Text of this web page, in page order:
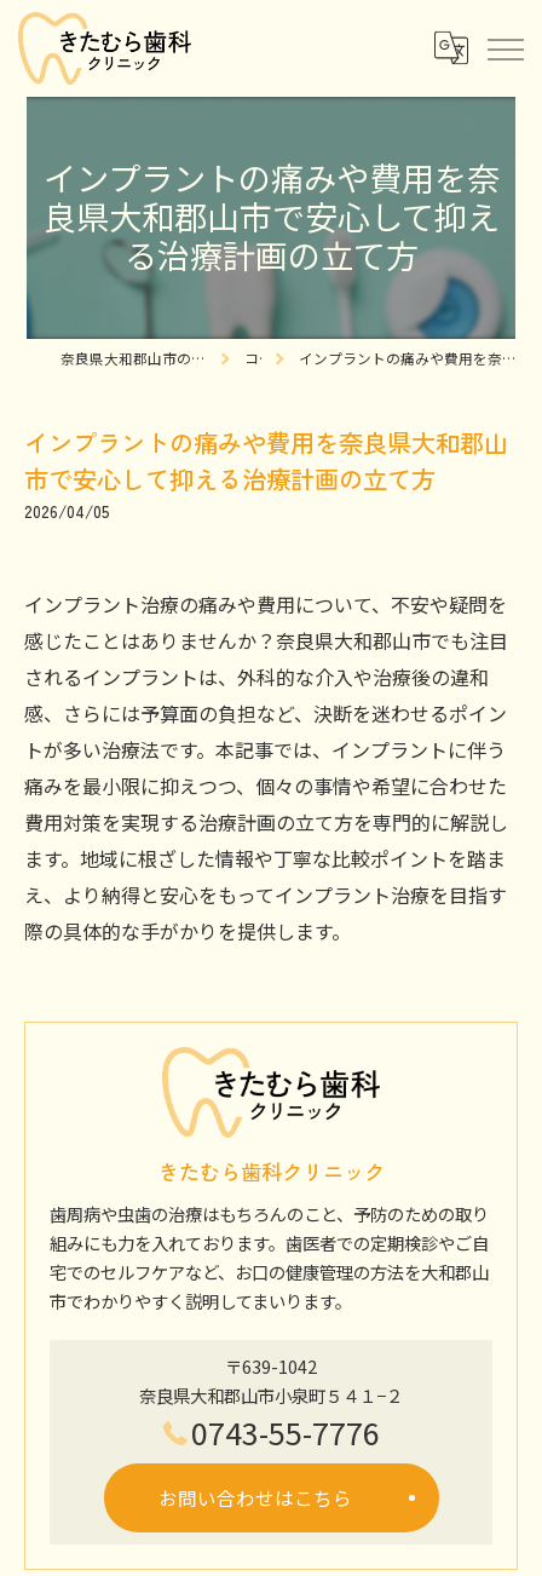
インプラントの痛みや費用を奈
良県大和郡山市で安心して抑え
る治療計画の立て方
奈良県大和郡山市の歯医者ならきたむら歯科クリニック コラム インプラントの痛みや費用を奈良県大和郡山市で安心して抑える治療計画の立て方
インプラントの痛みや費用を奈良県大和郡山
市で安心して抑える治療計画の立て方
2026/04/05
インプラント治療の痛みや費用について、不安や疑問を
感じたことはありませんか？奈良県大和郡山市でも注目
されるインプラントは、外科的な介入や治療後の違和
感、さらには予算面の負担など、決断を迷わせるポイン
トが多い治療法です。本記事では、インプラントに伴う
痛みを最小限に抑えつつ、個々の事情や希望に合わせた
費用対策を実現する治療計画の立て方を専門的に解説し
ます。地域に根ざした情報や丁寧な比較ポイントを踏ま
え、より納得と安心をもってインプラント治療を目指す
際の具体的な手がかりを提供します。
きたむら歯科クリニック
歯周病や虫歯の治療はもちろんのこと、予防のための取り
組みにも力を入れております。歯医者での定期検診やご自
宅でのセルフケアなど、お口の健康管理の方法を大和郡山
市でわかりやすく説明してまいります。
〒639-1042
奈良県大和郡山市小泉町５４１−２
0743-55-7776
お問い合わせはこちら